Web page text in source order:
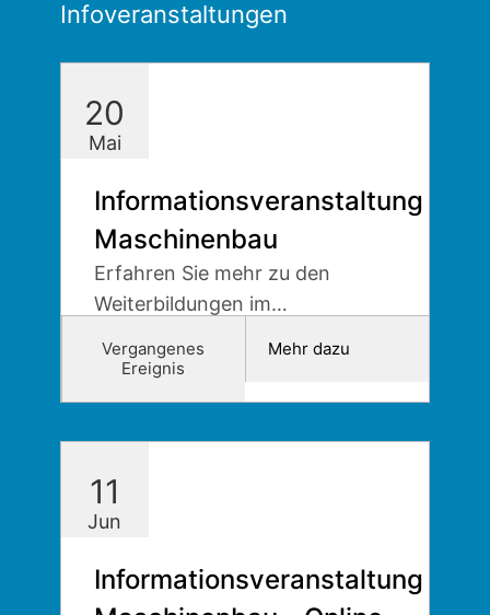
Infoveranstaltungen
20
Mai
Informationsveranstaltung
Maschinenbau
Erfahren Sie mehr zu den
Weiterbildungen im
Vergangenes
Ereignis
Mehr dazu
11
Jun
Informationsveranstaltung